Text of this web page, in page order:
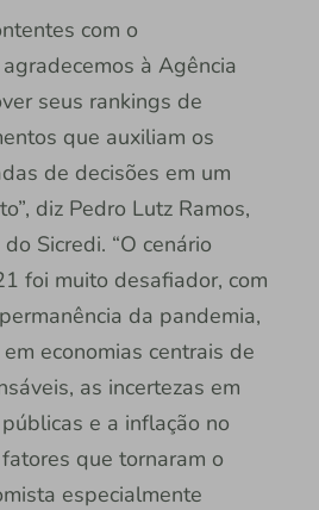
com o
à Agência
seus rankings de
que auxiliam os
de decisões em um
diz Pedro Lutz Ramos,
Sicredi. “O cenário
foi muito desafiador, com
da pandemia,
economias centrais de
as incertezas em
e a inflação no
que tornaram o
especialmente